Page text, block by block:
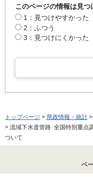
このページの情報は見つ
1：見つけやすかった
2：ふつう
3：見つけにくかった
トップページ > 県政情報・統計 >
> 流域下水道管路 全国特別重点
ついて
ペ